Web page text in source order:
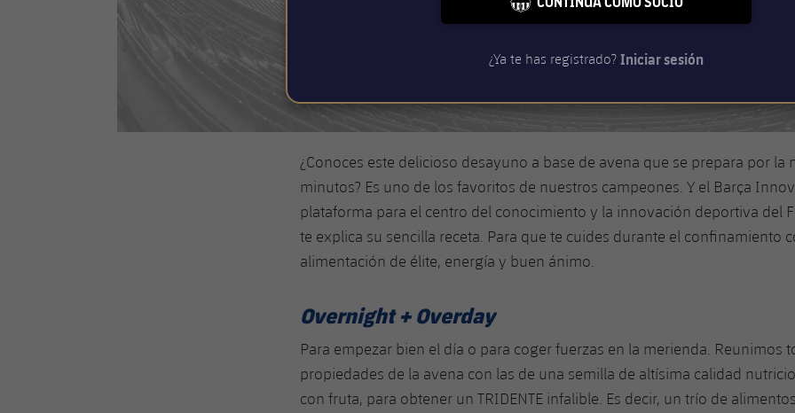
¿Ya te has registrado? Iniciar sesión
¿Conoces este delicioso desayuno a base de avena que se prepara por la
minutos? Es uno de los favoritos de nuestros campeones. Y el Barça
plataforma para el centro del conocimiento y la innovación deportiva del
te explica su sencilla receta. Para que te cuides durante el confinamiento
alimentación de élite, energía y buen ánimo.
Overnight + Overday
Para empezar bien el día o para coger fuerzas en la merienda. Reunimos
propiedades de la avena con las de una semilla de altísima calidad
con fruta, para obtener un TRIDENTE infalible. Es decir, un trío de